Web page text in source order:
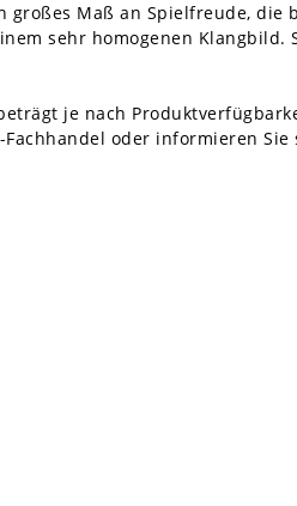
großes Maß an Spielfreude,
sehr homogenen
je nach
oder informieren